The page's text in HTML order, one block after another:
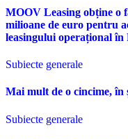
MOOV Leasing obține o
milioane de euro pentru
leasingului operațional în
Subiecte generale
Mai mult de o cincime, în
Subiecte generale